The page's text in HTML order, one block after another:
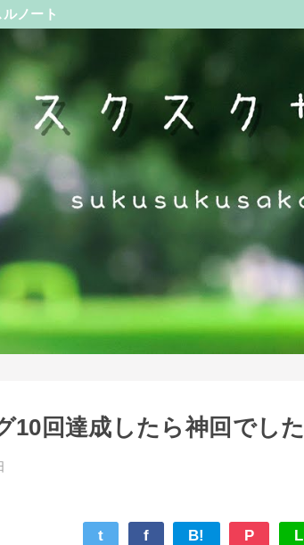
ノート
10回達成したら神回でした
t f B! P L